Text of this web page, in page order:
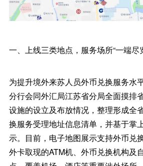
一、上线三类地点，服务场所“一端尽
为提升境外来苏人员外币兑换服务水
分行会同外汇局江苏省分局全面摸排
设施的设立及布放情况，整理形成全
换服务受理地址信息清单，并基于掌
示。目前，电子地图展示支持外币兑
外卡取现的ATM机、外币兑换机构及